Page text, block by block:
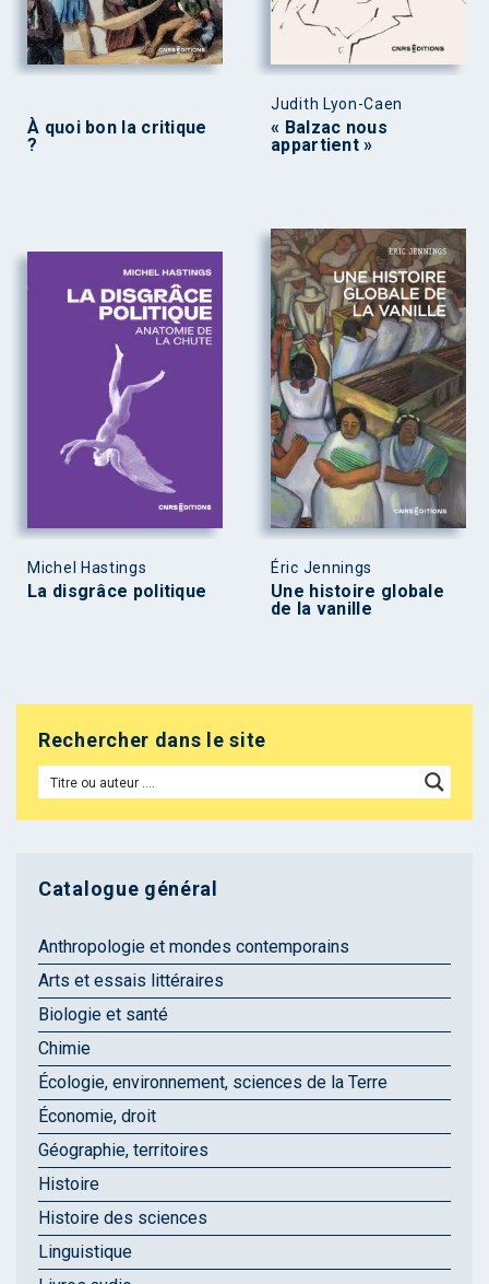
À quoi bon la critique
?
Judith Lyon-Caen
« Balzac nous
appartient »
Michel Hastings
La disgrâce politique
Éric Jennings
Une histoire globale
de la vanille
Rechercher dans le site
Catalogue général
Anthropologie et mondes contemporains
Arts et essais littéraires
Biologie et santé
Chimie
Écologie, environnement, sciences de la Terre
Économie, droit
Géographie, territoires
Histoire
Histoire des sciences
Linguistique